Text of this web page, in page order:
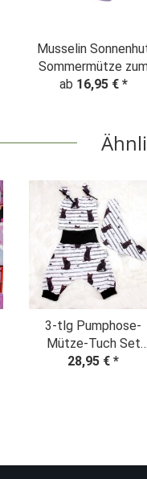
Musselin
Sommermütze
mitwachsen flieder
ab 16,95 € *
3-tlg Pumphose-
Mütze-Tuch Set
"Black Cat"
28,95 € *